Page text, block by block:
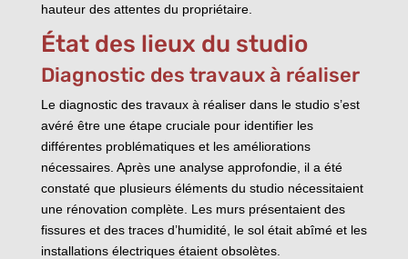
hauteur des attentes du propriétaire.
État des lieux du studio
Diagnostic des travaux à réaliser
Le diagnostic des travaux à réaliser dans le studio s’est
avéré être une étape cruciale pour identifier les
différentes problématiques et les améliorations
nécessaires. Après une analyse approfondie, il a été
constaté que plusieurs éléments du studio nécessitaient
une rénovation complète. Les murs présentaient des
fissures et des traces d’humidité, le sol était abîmé et les
installations électriques étaient obsolètes.